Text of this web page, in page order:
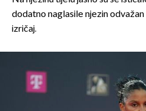
dodatno naglasile njezin
izričaj.